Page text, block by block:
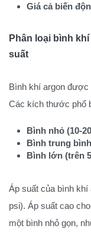
Giá cả biến
Phân loại bình
suất
Bình khí argon
Các kích thước phổ
Bình nhỏ (10-
Bình trung
Bình lớn (trên
Áp suất của bình khí
psi). Áp suất cao
một bình nhỏ gọn,